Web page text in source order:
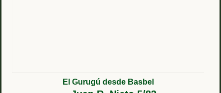
El Gurugú desde Basbel